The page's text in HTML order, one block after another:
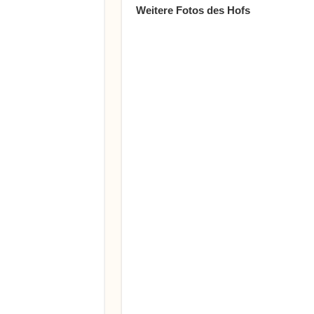
Weitere Fotos des Hofs